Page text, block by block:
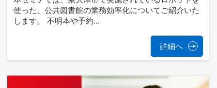
使った、公共図書館の業務効率化についてご紹介いた
します。 不明本や予約…
詳細へ